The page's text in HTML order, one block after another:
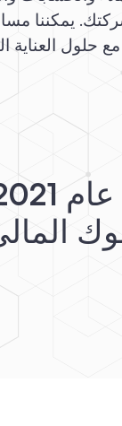
حلول العناية